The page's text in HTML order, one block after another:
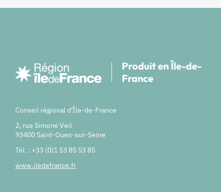
Produit en Île-de-
France
Conseil régional d'Île-de-France
2, rue Simone Veil
93400 Saint-Ouen-sur-Seine
Tél. : +33 (0)1 53 85 53 85
www.iledefrance.fr